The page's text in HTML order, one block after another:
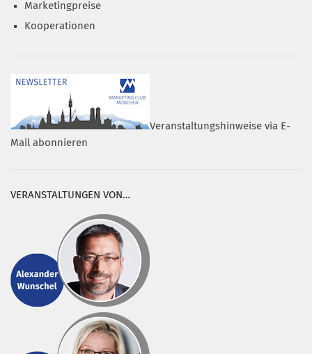
Marketingpreise
Kooperationen
Veranstaltungshinweise via E-
Mail abonnieren
VERANSTALTUNGEN VON…